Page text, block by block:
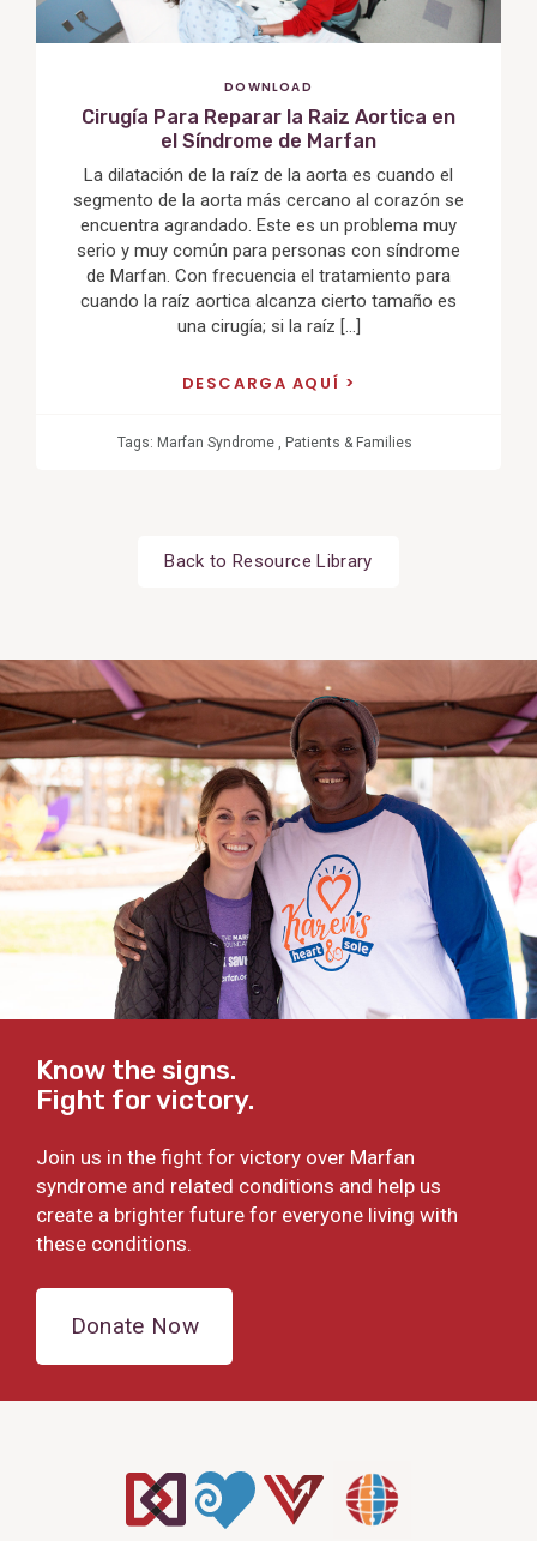
DOWNLOAD
Cirugía Para Reparar la Raiz Aortica en
el Síndrome de Marfan
La dilatación de la raíz de la aorta es cuando el
segmento de la aorta más cercano al corazón se
encuentra agrandado. Este es un problema muy
serio y muy común para personas con síndrome
de Marfan. Con frecuencia el tratamiento para
cuando la raíz aortica alcanza cierto tamaño es
una cirugía; si la raíz […]
DESCARGA AQUÍ
Tags: Marfan Syndrome Patients & Families
Back to Resource Library
Know the signs.
Fight for victory.
Join us in the fight for victory over Marfan
syndrome and related conditions and help us
create a brighter future for everyone living with
these conditions.
Donate Now